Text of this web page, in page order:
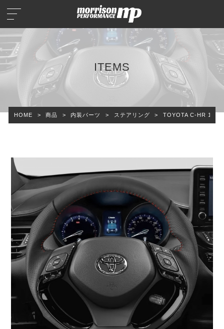
ITEMS
HOME > 商品 > 内装パーツ > ステアリング > TOYOTA C-HR 10/